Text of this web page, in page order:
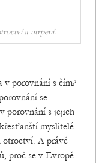
a utrpení.
v porovnání s čím?
se
porovnání s jejich
myslitelé
otroctví. A právě
proč se v Evropě